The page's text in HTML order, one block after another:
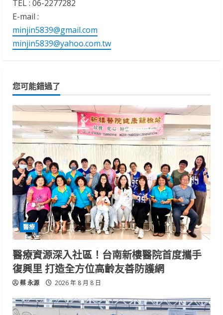
TEL : 06-2277282
E-mail :
minjin5839@gmail.com
minjin5839@yahoo.com.tw
您可能錯過了
醫療
醫療資源深入社區！台南新樓醫院首度攜手
復興里 打造全方位高齡友善防護網
蔡 永源 2026 年 8 月 8 日